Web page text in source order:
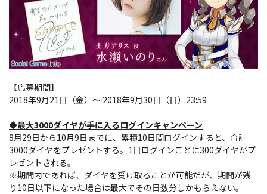
【応募期間】
2018年9月21日（金）～ 2018年9月30日（日）23:59
◆最大3000ダイヤが手に入るログインキャンペーン
8月29日から10月9日までに、累積10日間ログインすると、合計
3000ダイヤをプレゼントする。1日ログインごとに300ダイヤがプ
レゼントされる。
※期間内であれば、ダイヤを受け取ることが可能だが、期間が残
り10日以下になった場合は最大でその日数分しかもらえない。